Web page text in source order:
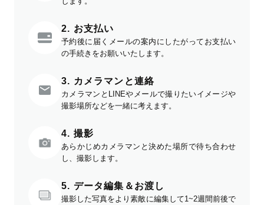
2. お支払い
予約後に届くメールの案内にしたがってお支払い
の手続きをお願いいたします。
3. カメラマンと連絡
カメラマンとLINEやメールで撮りたいイメージや
撮影場所などを一緒に考えます。
4. 撮影
あらかじめカメラマンと決めた場所で待ち合わせ
し、撮影します。
5. データ編集＆お渡し
撮影した写真をより素敵に編集して1~2週間前後で